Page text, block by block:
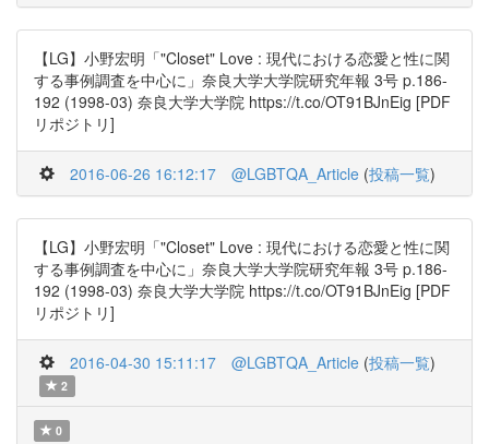
【LG】小野宏明「"Closet" Love : 現代における恋愛と性に関
する事例調査を中心に」奈良大学大学院研究年報 3号 p.186-
192 (1998-03) 奈良大学大学院 https://t.co/OT91BJnEig [PDF
リポジトリ]
2016-06-26 16:12:17 @LGBTQA_Article (投稿一覧)
【LG】小野宏明「"Closet" Love : 現代における恋愛と性に関
する事例調査を中心に」奈良大学大学院研究年報 3号 p.186-
192 (1998-03) 奈良大学大学院 https://t.co/OT91BJnEig [PDF
リポジトリ]
2016-04-30 15:11:17 @LGBTQA_Article (投稿一覧)
2
0